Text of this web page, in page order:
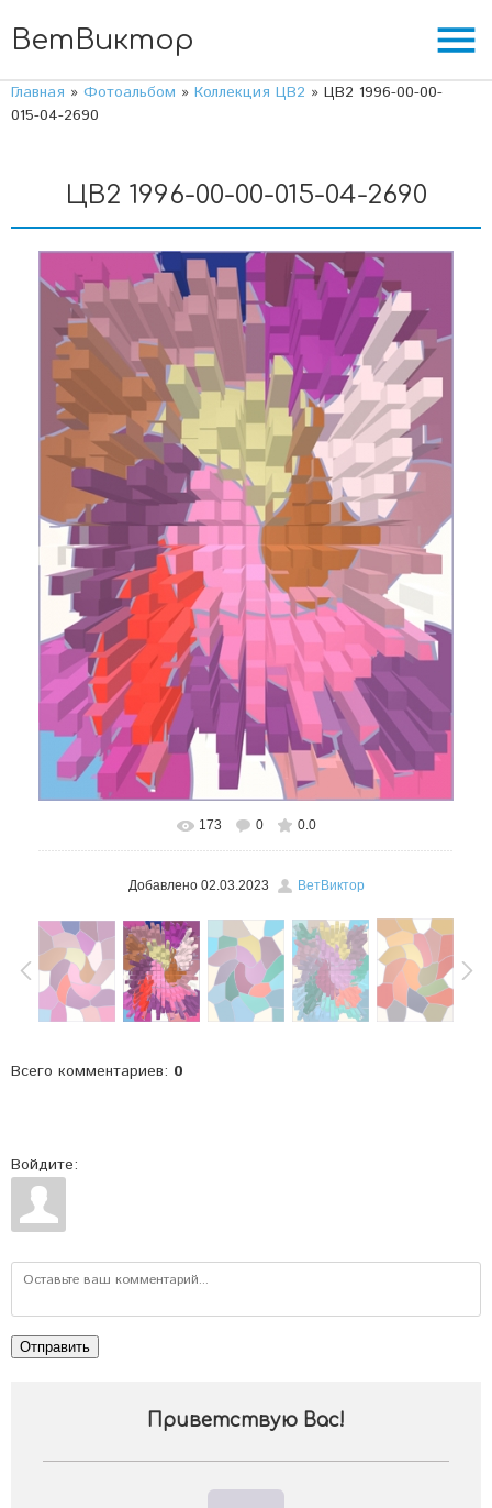
ВетВиктор menu
Главная » Фотоальбом » Коллекция ЦВ2 » ЦВ2 1996-00-00-
015-04-2690
ЦВ2 1996-00-00-015-04-2690
В реальном размере 453x600
173 0 0.0
Добавлено02.03.2023 ВетВиктор
Всего комментариев: 0
Войдите:
Отправить
Приветствую Вас!